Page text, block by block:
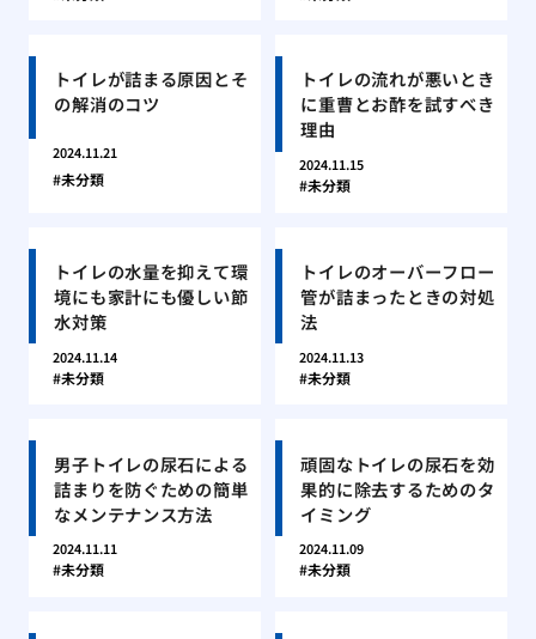
トイレが詰まる原因とそ
の解消のコツ
2024.11.21
未分類
トイレの流れが悪いとき
に重曹とお酢を試すべき
理由
2024.11.15
未分類
トイレの水量を抑えて環
境にも家計にも優しい節
水対策
2024.11.14
未分類
トイレのオーバーフロー
管が詰まったときの対処
法
2024.11.13
未分類
男子トイレの尿石による
詰まりを防ぐための簡単
なメンテナンス方法
2024.11.11
未分類
頑固なトイレの尿石を効
果的に除去するためのタ
イミング
2024.11.09
未分類